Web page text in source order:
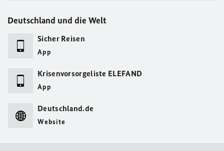
Deutschland und die Welt
Sicher Reisen
App
Krisenvorsorgeliste ELEFAND
App
Deutschland.de
Website